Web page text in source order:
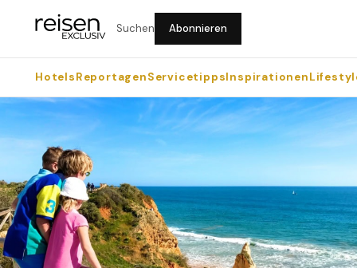
Suchen Abonnieren
HotelsReportagenServicetippsInspirationen